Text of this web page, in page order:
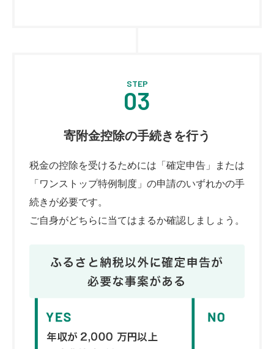
STEP
03
寄附金控除の手続きを行う
税金の控除を受けるためには「確定申告」または
「ワンストップ特例制度」の申請のいずれかの手
続きが必要です。
ご自身がどちらに当てはまるか確認しましょう。